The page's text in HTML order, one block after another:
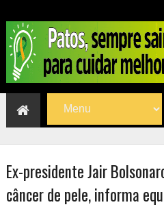
Ex-presidente Jair
câncer de pele, informa